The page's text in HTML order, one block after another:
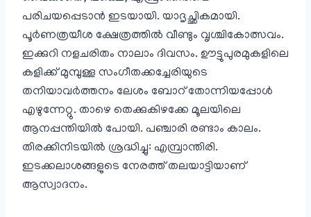
പരിചയപ്പെടാൻ ഇടയായി. യാദൃച്ഛികമായി.
പൂർണത്രയീശ ക്ഷേത്രത്തിൽ വീണ്ടും വൃശ്ചികോത്സവം.
ഇക്കുറി നളചരിതം നാലാം ദിവസം. ഊട്ടുപുരമുകളിലെ
കളിക്ക് മുമ്പുള്ള സംഗീതക്കച്ചേരിയുടെ
തനിയാവർത്തനം ലേശം ബോറ് തോന്നിയപ്പോൾ
എഴുന്നേറ്റു. താഴെ തെക്കുകിഴക്കേ മൂലയിലെ
ആനപ്പന്തിയിൽ പോയി. പഞ്ചാരി രണ്ടാം കാലം.
തിരക്കിനിടയിൽ ശ്രദ്ധിച്ചു: എമ്പ്രാന്തിരി.
ഇടക്കലാശങ്ങളുടെ നേരത്ത് തലയാട്ടിയാണ്
ആസ്വാദനം.